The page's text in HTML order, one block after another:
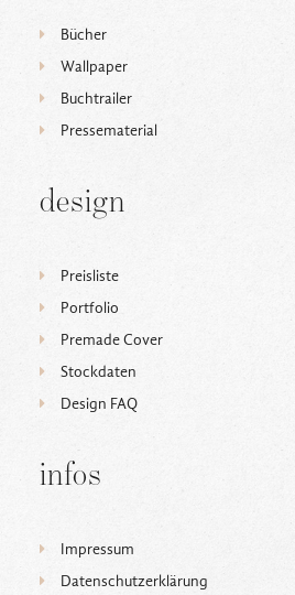
Bücher
Wallpaper
Buchtrailer
Pressematerial
design
Preisliste
Portfolio
Premade Cover
Stockdaten
Design FAQ
infos
Impressum
Datenschutzerklärung